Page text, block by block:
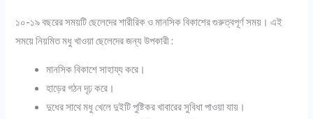
১০-১৯ বছরের সময়টি ছেলেদের শারীরিক ও মানসিক বিকাশের গুরুত্বপূর্ণ সময়। এই
সময়ে নিয়মিত মধু খাওয়া ছেলেদের জন্য উপকারী :
মানসিক বিকাশে সাহায্য করে।
হাড়ের গঠন দৃঢ় করে।
দুধের সাথে মধু খেলে দুইটি পুষ্টিকর খাবারের সুবিধা পাওয়া যায়।